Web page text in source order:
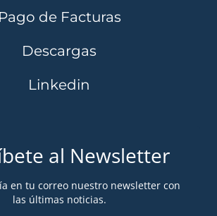
Pago de Facturas
Descargas
Linkedin
al Newsletter
en tu correo nuestro newsletter con
las últimas noticias.